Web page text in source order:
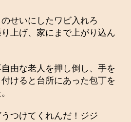
のせいにしたワビ入れろ
上げ、家にまで上がり込ん
由な老人を押し倒し、手を
けると台所にあった包丁を
うつけてくれんだ！ジジ